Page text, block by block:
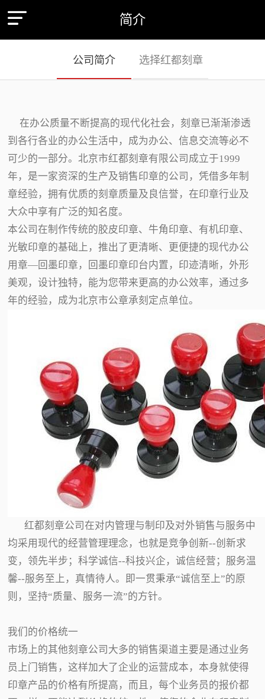
简介
公司简介 选择红都刻章
在办公质量不断提高的现代化社会，刻章已渐渐渗透
到各行各业的办公生活中，成为办公、信息交流等必不
可少的一部分。北京市红都刻章有限公司成立于1999
年，是一家资深的生产及销售印章的公司，凭借多年制
章经验，拥有优质的刻章质量及良信誉，在印章行业及
大众中享有广泛的知名度。
本公司在制作传统的胶皮印章、牛角印章、有机印章、
光敏印章的基础上，推出了更清晰、更便捷的现代办公
用章—回墨印章，回墨印章印台内置，印迹清晰，外形
美观，设计独特，能为您带来更高的办公效率，通过多
年的经验，成为北京市公章承刻定点单位。
红都刻章公司在对内管理与制印及对外销售与服务中
均采用现代的经营管理理念，也就是竞争创新--创新求
变，领先半步；科学诚信--科技兴企，诚信经营；服务温
馨--服务至上，真情待人。即一贯秉承“诚信至上”的原
则，坚持“质量、服务一流”的方针。
我们的价格统一
市场上的其他刻章公司大多的销售渠道主要是通过业务
员上门销售，这样加大了企业的运营成本，本身就使得
印章产品的价格有所提高，而且，每个业务员的报价都